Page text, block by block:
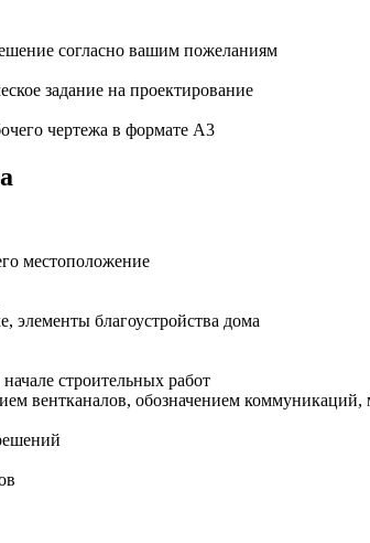
согласно вашим пожеланиям
задание на проектирование
чертежа в формате А3
местоположение
элементы благоустройства дома
строительных работ
вентканалов, обозначением коммуникаций,